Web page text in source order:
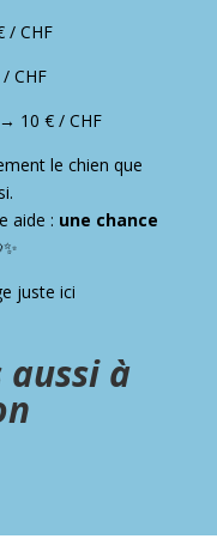
/ CHF
CHF
→ 10 € / CHF
le chien que
aide : une chance
juste ici
aussi à